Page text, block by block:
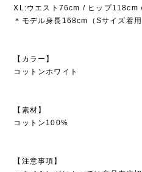
XL:ウエスト76cm / ヒップ118cm
＊モデル身長168cm（Sサイズ着用
【カラー】
コットンホワイト
【素材】
コットン100%
【注意事項】